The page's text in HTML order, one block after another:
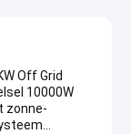
Off Grid
10000W
zonne-